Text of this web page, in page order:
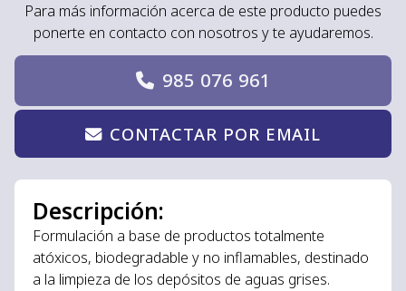
Para más información acerca de este producto puedes
ponerte en contacto con nosotros y te ayudaremos.
985 076 961
CONTACTAR POR EMAIL
Descripción:
Formulación a base de productos totalmente
atóxicos, biodegradable y no inflamables, destinado
a la limpieza de los depósitos de aguas grises.